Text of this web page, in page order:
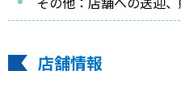
店舗情報